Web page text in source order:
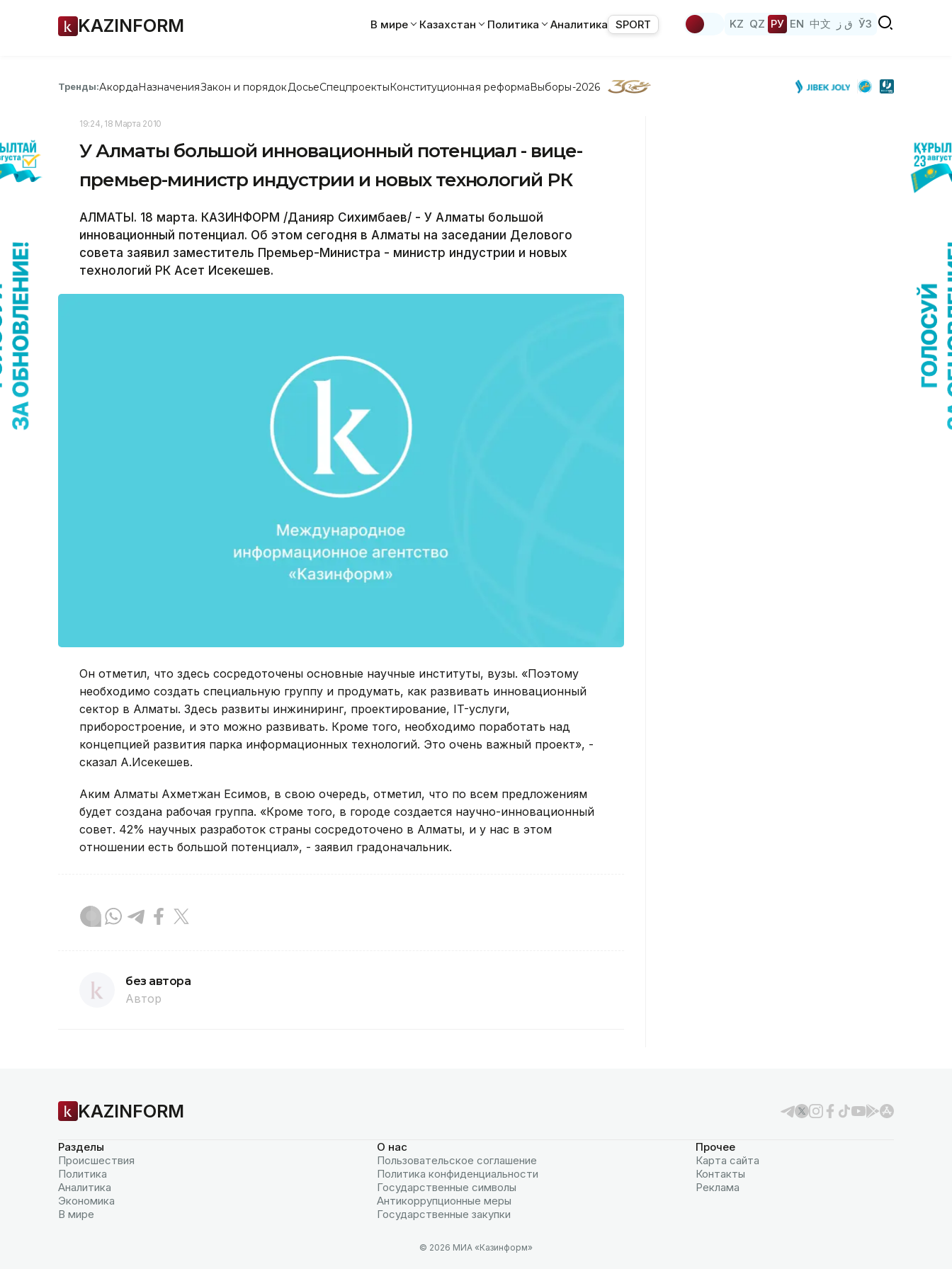
KAZINFORM В мире Казахстан Политика Аналитика SPORT KZ QZ РУ EN 中文 ق ز ЎЗ
Тренды:АкордаНазначенияЗакон и порядок ДосьеСпецпроектыКонституционная реформаВыборы-2026
19:24, 18 Марта 2010
У Алматы большой инновационный потенциал - вице-
премьер-министр индустрии и новых технологий РК
АЛМАТЫ. 18 марта. КАЗИНФОРМ /Данияр Сихимбаев/ - У Алматы большой
инновационный потенциал. Об этом сегодня в Алматы на заседании Делового
совета заявил заместитель Премьер-Министра - министр индустрии и новых
технологий РК Асет Исекешев.
Он отметил, что здесь сосредоточены основные научные институты, вузы. «Поэтому
необходимо создать специальную группу и продумать, как развивать инновационный
сектор в Алматы. Здесь развиты инжиниринг, проектирование, IT-услуги,
приборостроение, и это можно развивать. Кроме того, необходимо поработать над
концепцией развития парка информационных технологий. Это очень важный проект», -
сказал А.Исекешев.
Аким Алматы Ахметжан Есимов, в свою очередь, отметил, что по всем предложениям
будет создана рабочая группа. «Кроме того, в городе создается научно-инновационный
совет. 42% научных разработок страны сосредоточено в Алматы, и у нас в этом
отношении есть большой потенциал», - заявил градоначальник.
без автора
Автор
KAZINFORM
Разделы
Происшествия
Политика
Аналитика
Экономика
В мире
О нас
Пользовательское соглашение
Политика конфиденциальности
Государственные символы
Антикоррупционные меры
Государственные закупки
Прочее
Карта сайта
Контакты
Реклама
© 2026 МИА «Казинформ»